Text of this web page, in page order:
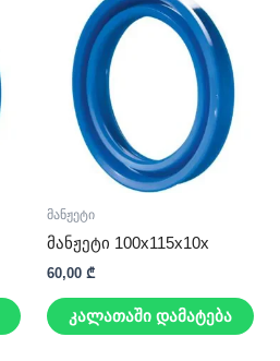
მანჟეტი
მანჟეტი 100x115x10x
60,00 ₾
კალათაში დამატება